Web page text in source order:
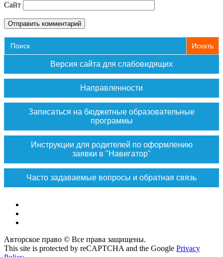
Сайт
Search
for:
Версия сайта для слабовидящих
Направленности
Записаться на бюджетные образовательные
программы
Инструкции для родителей по оформлению
заявки в "Навигатор"
Часто задаваемые вопросы и обратная связь
Авторское право © Все права защищены.
This site is protected by reCAPTCHA and the Google Privacy